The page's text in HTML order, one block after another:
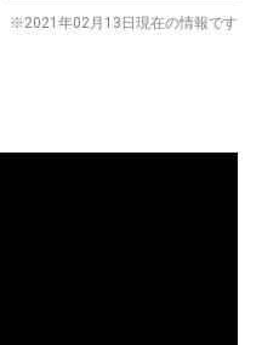
※2021年02月13日現在の情報です